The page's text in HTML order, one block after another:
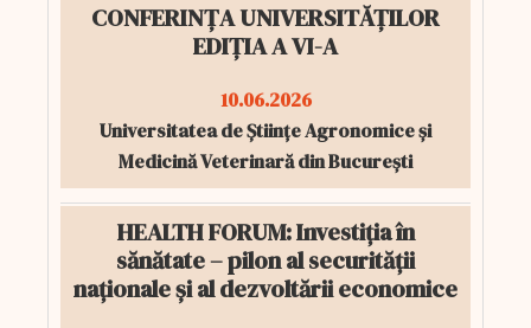
CONFERINȚA UNIVERSITĂȚILOR
EDIȚIA A VI-A
10.06.2026
Universitatea de Științe Agronomice și
Medicină Veterinară din București
HEALTH FORUM: Investiția în
sănătate – pilon al securității
naționale și al dezvoltării economice